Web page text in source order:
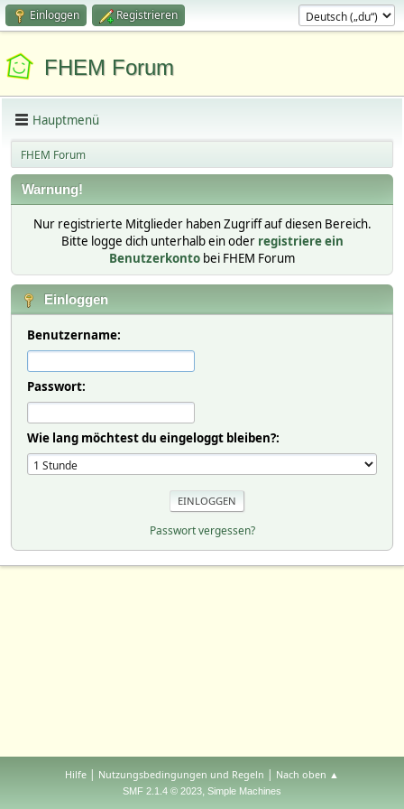
Einloggen Registrieren
FHEM Forum
Hauptmenü
FHEM Forum
Warnung!
Nur registrierte Mitglieder haben Zugriff auf diesen Bereich.
Bitte logge dich unterhalb ein oder registriere ein
Benutzerkonto bei FHEM Forum
Einloggen
Benutzername:
Passwort:
Wie lang möchtest du eingeloggt bleiben?:
Passwort vergessen?
Hilfe | Nutzungsbedingungen und Regeln | Nach oben ▲
SMF 2.1.4 © 2023, Simple Machines